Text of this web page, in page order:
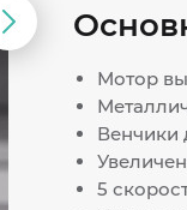
Следующий
Мотор
Венчики
5